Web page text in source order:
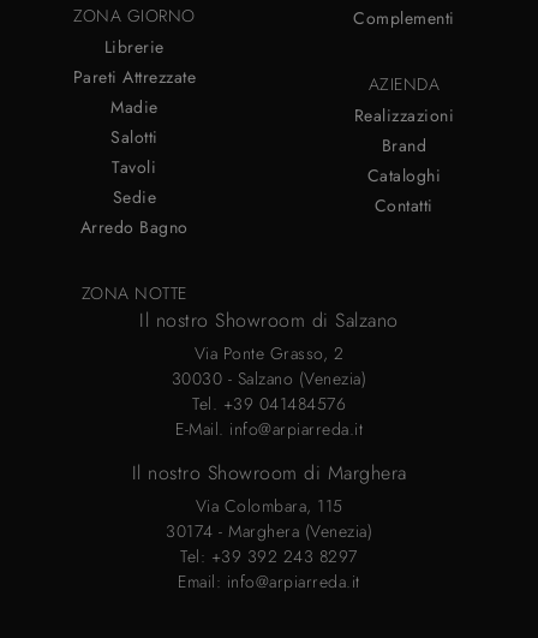
ZONA GIORNO
Librerie
Pareti Attrezzate
Madie
Salotti
Tavoli
Sedie
Arredo Bagno
ZONA NOTTE
Complementi
AZIENDA
Realizzazioni
Brand
Cataloghi
Contatti
Il nostro Showroom di Salzano
Via Ponte Grasso, 2
30030 - Salzano (Venezia)
Tel. +39 041484576
E-Mail. info@arpiarreda.it
Il nostro Showroom di Marghera
Via Colombara, 115
30174 - Marghera (Venezia)
Tel: +39 392 243 8297
Email: info@arpiarreda.it